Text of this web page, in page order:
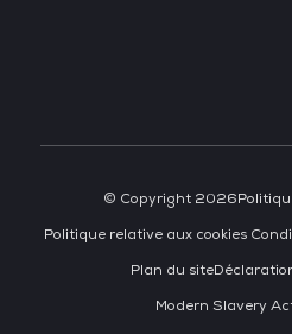
© Copyright 2026
Politique relative aux cookies
Plan du site
Modern Slavery